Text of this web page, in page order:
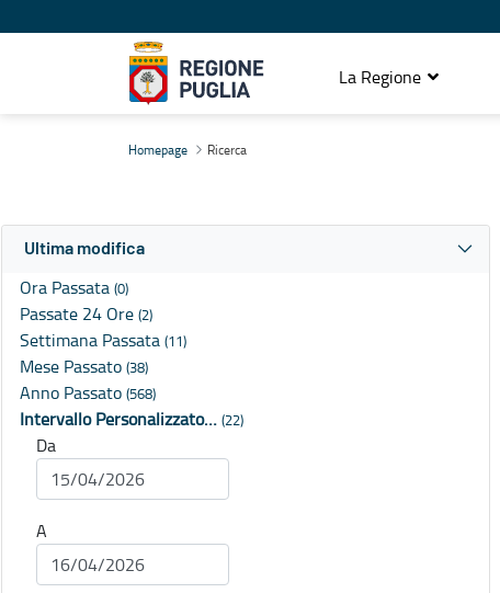
La Regione
Homepage Ricerca
Ultima modifica
Ora Passata (0)
Passate 24 Ore (2)
Settimana Passata (11)
Mese Passato (38)
Anno Passato (568)
Intervallo Personalizzato… (22)
Da
A